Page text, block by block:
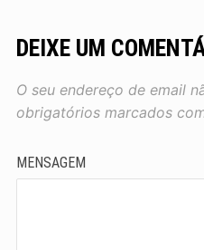
DEIXE UM
O seu endereço de email
obrigatórios marcados
MENSAGEM